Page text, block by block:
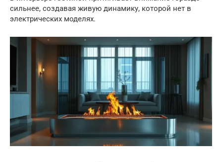
сильнее, создавая живую динамику, которой нет в
электрических моделях.